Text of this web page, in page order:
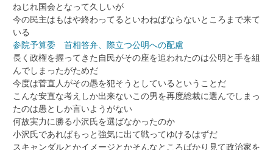
ねじれ国会となって久しいが
今の民主はもはや終わってるといわねばならないところまで来て
いる
参院予算委 首相答弁、際立つ公明への配慮
長く政権を握ってきた自民がその座を追われたのは公明と手を組
んでしまったがためだ
今度は菅直人がその愚を犯そうとしているということだ
こんな安直な考えしか出来ないこの男を再度総裁に選んでしまっ
たのは愚としか言いようがない
何故実力に勝る小沢氏を選ばなかったのか
小沢氏であればもっと強気に出て戦ってゆけるはずだ
スキャンダルとかイメージとかそんなところばかり見て政治家を